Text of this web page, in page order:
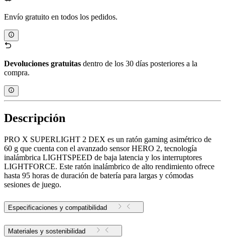
Envío gratuito en todos los pedidos.
Devoluciones gratuitas dentro de los 30 días posteriores a la
compra.
Descripción
PRO X SUPERLIGHT 2 DEX es un ratón gaming asimétrico de
60 g que cuenta con el avanzado sensor HERO 2, tecnología
inalámbrica LIGHTSPEED de baja latencia y los interruptores
LIGHTFORCE. Este ratón inalámbrico de alto rendimiento ofrece
hasta 95 horas de duración de batería para largas y cómodas
sesiones de juego.
Especificaciones y compatibilidad
Materiales y sostenibilidad